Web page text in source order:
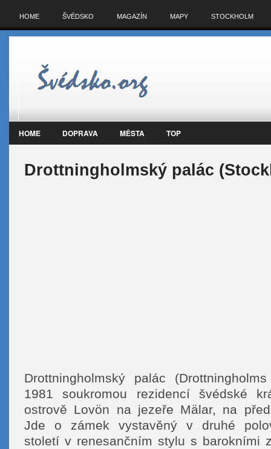
HOME ŠVÉDSKO MAGAZÍN MAPY STOCKHOLM
HOME DOPRAVA MĚSTA TOP
Drottningholmský palác
Drottningholmský palác
1981 soukromou rezidencí švédské
ostrově Lovön na jezeře Mälar, na
Jde o zámek vystavěný v druhé
století v renesančním stylu s barokními